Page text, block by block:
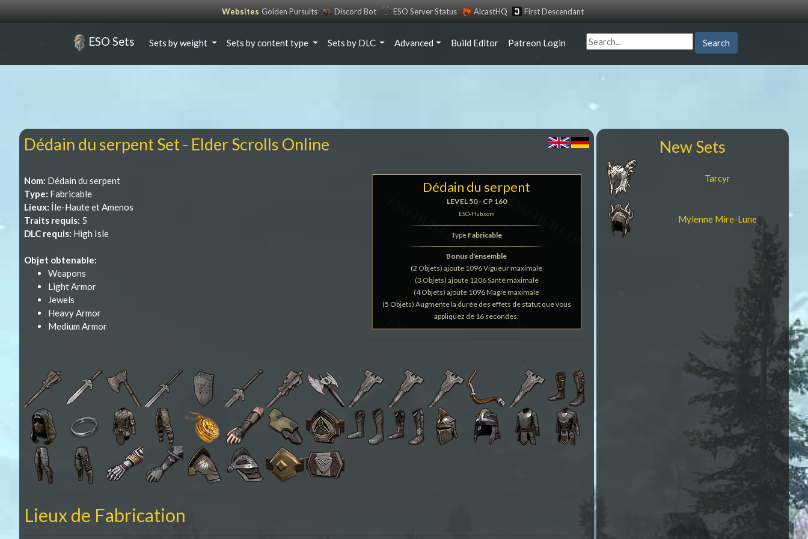
Websites Golden Pursuits Discord Bot ESO Server Status AlcastHQ First Descendant
ESO Sets Sets by weight Sets by content type Sets by DLC Advanced Build Editor Patreon Login Search
Dédain du serpent Set - Elder Scrolls Online
Dédain du serpent
LEVEL 50 - CP 160
ESO-Hub.com
Type Fabricable
Bonus d'ensemble
(2 Objets) ajoute 1096 Vigueur maximale
(3 Objets) ajoute 1206 Santé maximale
(4 Objets) ajoute 1096 Magie maximale
(5 Objets) Augmente la durée des effets de statut que vous
appliquez de 16 secondes.
Nom: Dédain du serpent
Type: Fabricable
Lieux: Île-Haute et Amenos
Traits requis: 5
DLC requis: High Isle
Objet obtenable:
Weapons
Light Armor
Jewels
Heavy Armor
Medium Armor
Lieux de Fabrication
New Sets
Tarcyr
Mylenne Mire-Lune